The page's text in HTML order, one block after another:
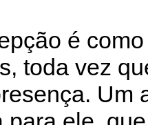
é
toda vez
Um